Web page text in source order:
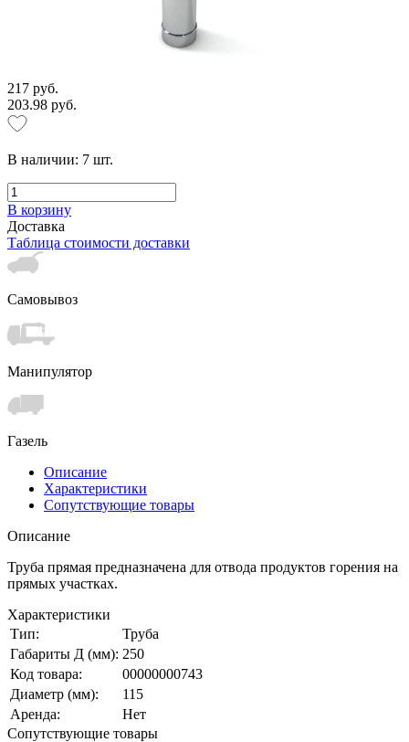
217 руб.
203.98 руб.
В наличии: 7 шт.
В корзину
Доставка
Таблица стоимости доставки
Самовывоз
Манипулятор
Газель
Описание
Характеристики
Сопутствующие товары
Описание
Труба прямая предназначена для отвода продуктов горения на
прямых участках.
Характеристики
Тип:
Труба
Габариты Д (мм): 250
Код товара:
00000000743
Диаметр (мм):
115
Аренда:
Нет
Сопутствующие товары